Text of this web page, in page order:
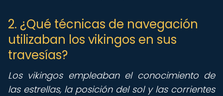
2. ¿Qué técnicas de navegación
utilizaban los vikingos en sus
travesías?
Los vikingos empleaban el conocimiento de
las estrellas, la posición del sol y las corrientes